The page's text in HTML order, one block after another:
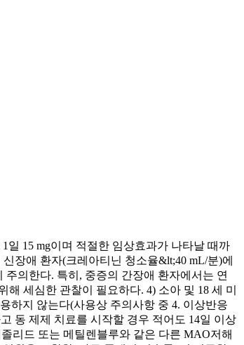
15 mg이며 적절한 임상효과가 나타날 때까
장애 환자(크레아티닌 청소율&lt;40 mL/분)에
의한다. 특히, 중증의 간장애 환자에서는 연
세심한 관찰이 필요하다. 4) 소아 및 18 세 미
하지 않는다(사용상 주의사항 중 4. 이상반응
동 제제 치료를 시작할 경우 적어도 14일 이상
리드 또는 메틸렌블루와 같은 다른 MAO저해